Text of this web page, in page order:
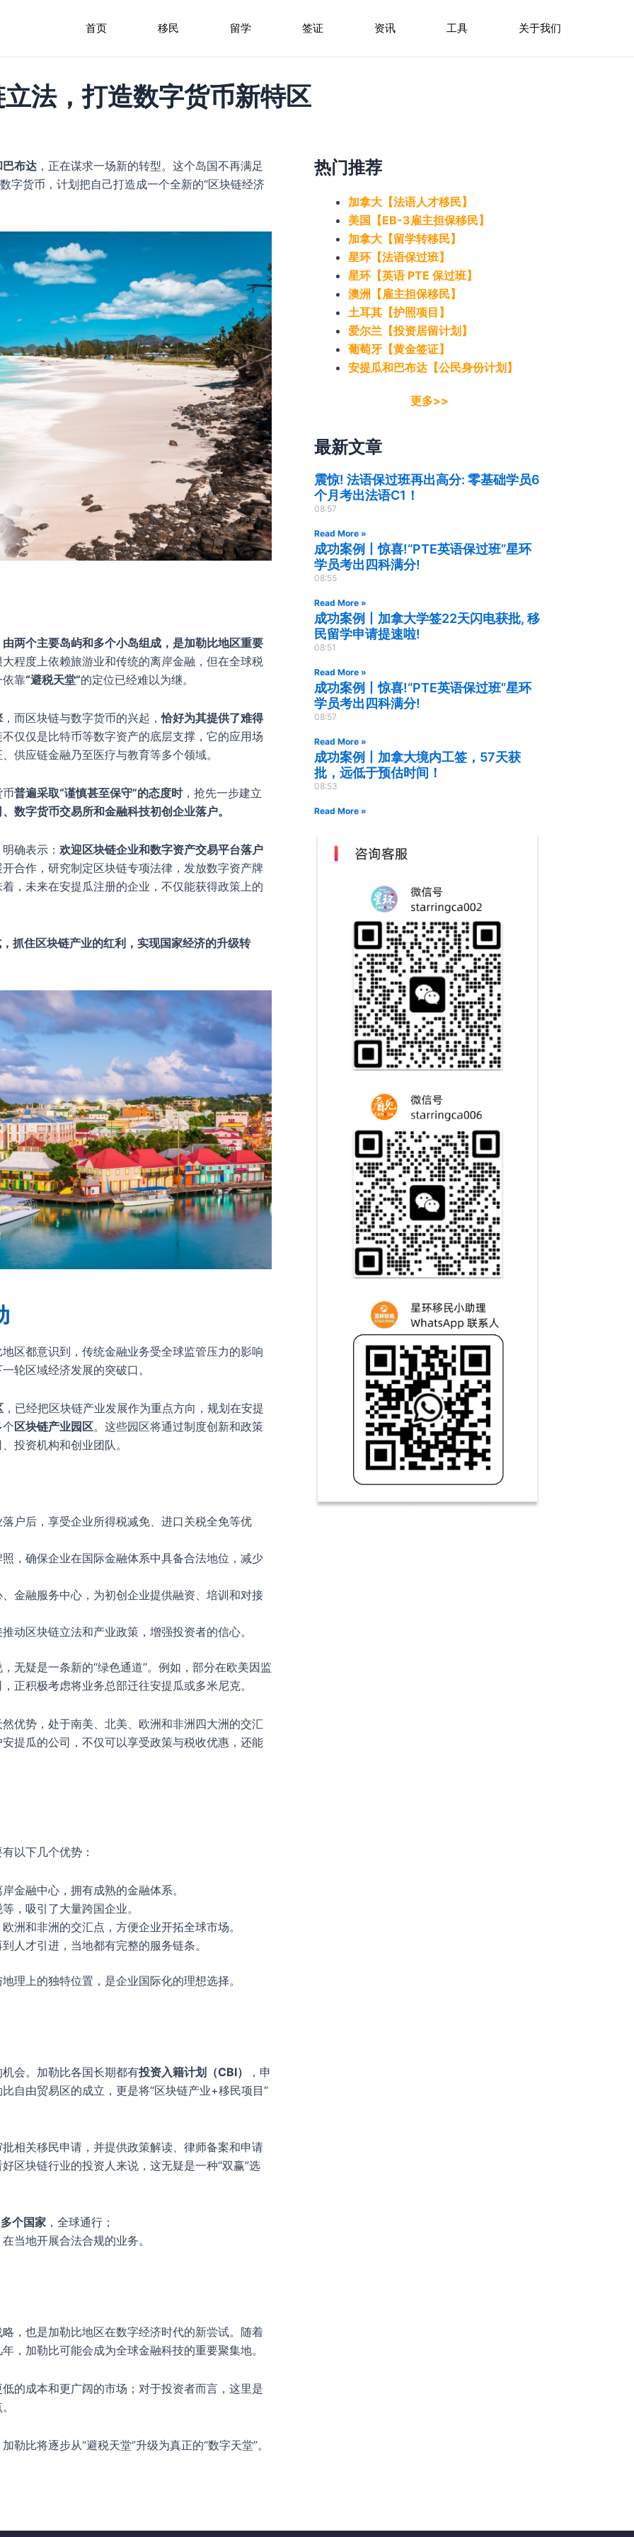
首页 移民 留学 签证 资讯 工具 关于我们
法，打造数字货币新特区
布达 ，正在谋求一场新的转型。这个岛国不再满足
字货币，计划把自己打造成一个全新的“区块链经济
由两个主要岛屿和多个小岛组成，是加勒比地区重要
程度上依赖旅游业和传统的离岸金融，但在全球税
依靠“避税天堂”的定位已经难以为继。
，而区块链与数字货币的兴起，恰好为其提供了难得
仅仅是比特币等数字资产的底层支撑，它的应用场
供应链金融乃至医疗与教育等多个领域。
普遍采取“谨慎甚至保守”的态度时，抢先一步建立
数字货币交易所和金融科技初创企业落户。
确表示： 欢迎区块链企业和数字资产交易平台落户
合作，研究制定区块链专项法律，发放数字资产牌
，未来在安提瓜注册的企业，不仅能获得政策上的
抓住区块链产业的红利，实现国家经济的升级转
区都意识到，传统金融业务受全球监管压力的影响
轮区域经济发展的突破口。
，已经把区块链产业发展作为重点方向，规划在安提
区块链产业园区。这些园区将通过制度创新和政策
投资机构和创业团队。
户后，享受企业所得税减免、进口关税全免等优
，确保企业在国际金融体系中具备合法地位，减少
金融服务中心，为初创企业提供融资、培训和对接
动区块链立法和产业政策，增强投资者的信心。
无疑是一条新的“绿色通道”。例如，部分在欧美因监
正积极考虑将业务总部迁往安提瓜或多米尼克。
优势，处于南美、北美、欧洲和非洲四大洲的交汇
提瓜的公司，不仅可以享受政策与税收优惠，还能
以下几个优势：
金融中心，拥有成熟的金融体系。
，吸引了大量跨国企业。
洲和非洲的交汇点，方便企业开拓全球市场。
人才引进，当地都有完整的服务链条。
理上的独特位置，是企业国际化的理想选择。
会。加勒比各国长期都有投资入籍计划（CBI）
，申
自由贸易区的成立，更是将“区块链产业+移民项目”
相关移民申请，并提供政策解读、律师备案和申请
区块链行业的投资人来说，这无疑是一种“双赢”选
个国家 ，全球通行；
当地开展合法合规的业务。
，也是加勒比地区在数字经济时代的新尝试。随着
，加勒比可能会成为全球金融科技的重要聚集地。
的成本和更广阔的市场；对于投资者而言，这里是
比将逐步从“避税天堂”升级为真正的“数字天堂”。
热门推荐
加拿大【法语人才移民】
美国【EB-3雇主担保移民】
加拿大【留学转移民】
星环【法语保过班】
星环【英语 PTE 保过班】
澳洲【雇主担保移民】
土耳其【护照项目】
爱尔兰【投资居留计划】
葡萄牙【黄金签证】
安提瓜和巴布达【公民身份计划】
更多>>
最新文章
震惊! 法语保过班再出高分: 零基础学员6
个月考出法语C1！
08:57
Read More »
成功案例丨惊喜!“PTE英语保过班”星环
学员考出四科满分!
08:55
Read More »
成功案例丨加拿大学签22天闪电获批, 移
民留学申请提速啦!
08:51
Read More »
成功案例丨惊喜!“PTE英语保过班”星环
学员考出四科满分!
08:57
Read More »
成功案例丨加拿大境内工签，57天获
批，远低于预估时间！
08:53
Read More »